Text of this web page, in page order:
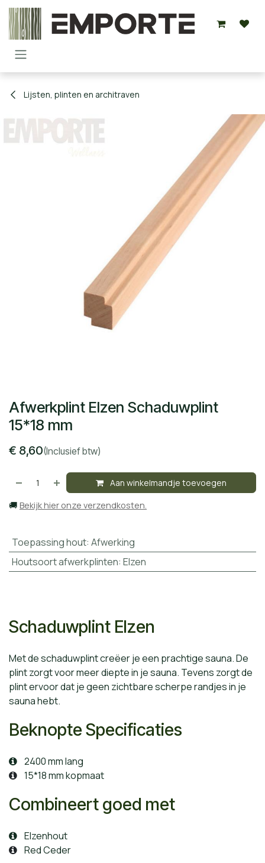
Overslaan naar inhoud
Lijsten, plinten en architraven
Afwerkplint Elzen Schaduwplint
15*18 mm
€ 8,60(Inclusief btw)
Aan winkelmandje toevoegen
🚚 Bekijk hier onze verzendkosten.
Toepassing hout: Afwerking
Houtsoort afwerkplinten: Elzen
Schaduwplint Elzen
Met de schaduwplint creëer je een prachtige sauna. De
plint zorgt voor meer diepte in je sauna. Tevens zorgt de
plint ervoor dat je geen zichtbare scherpe randjes in je
sauna hebt.
Beknopte Specificaties
2400 mm lang
15*18 mm kopmaat
Combineert goed met
Elzenhout
Red Ceder